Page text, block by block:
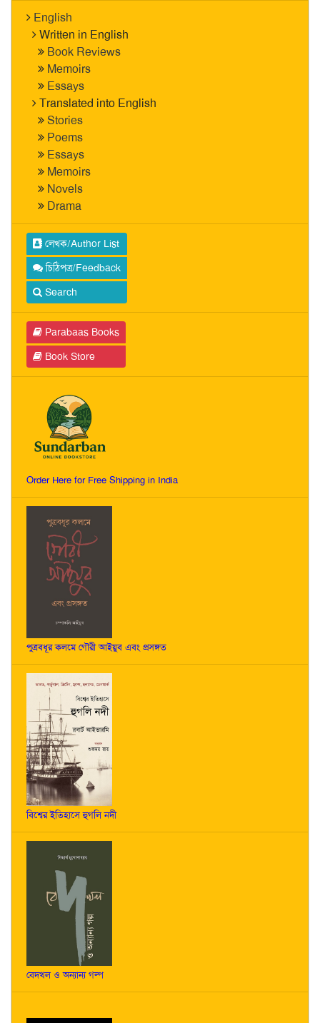
English
Written in English
Book Reviews
Memoirs
Essays
Translated into English
Stories
Poems
Essays
Memoirs
Novels
Drama
লেখক/Author List
চিঠিপত্র/Feedback
Search
Parabaas Books
Book Store
Order Here for Free Shipping in India
পুত্রবধূর কলমে গৌরী আইয়ুব এবং প্রসঙ্গত
বিশ্বের ইতিহাসে হুগলি নদী
বেদখল ও অন্যান্য গল্প